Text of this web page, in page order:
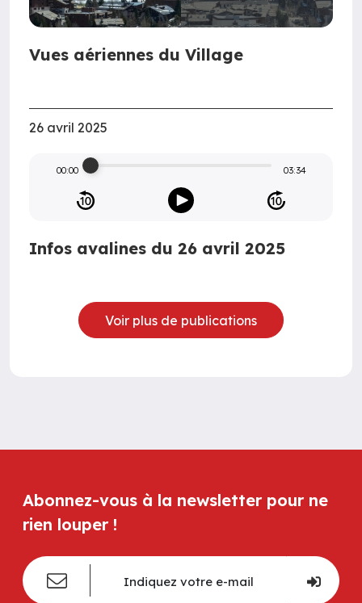
Vues aériennes du Village
26 avril 2025
00:00 03:34
Infos avalines du 26 avril 2025
Voir plus de publications
Abonnez-vous à la newsletter pour ne
rien louper !